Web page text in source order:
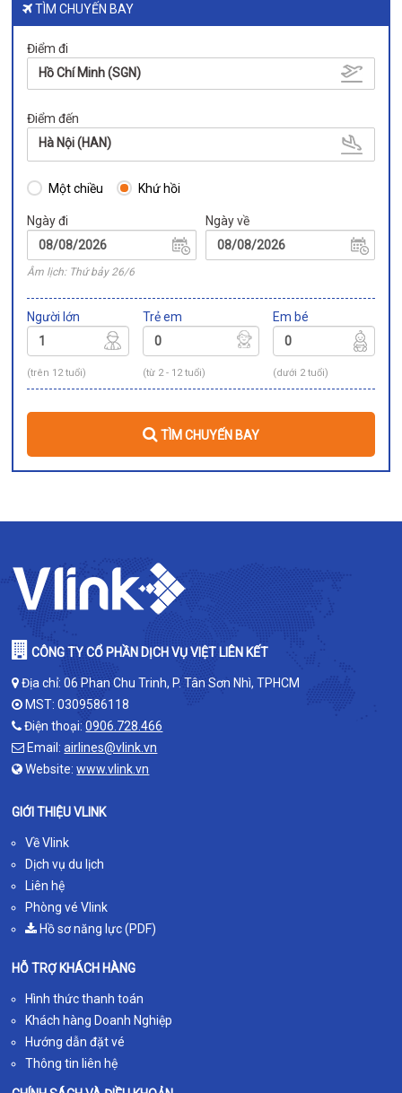
TÌM CHUYẾN BAY
Điểm đi
Hồ Chí Minh (SGN)
Điểm đến
Hà Nội (HAN)
Một chiều Khứ hồi
Ngày đi
Âm lịch: Thứ bảy 26/6
Ngày về
Người lớn
(trên 12 tuổi)
Trẻ em
(từ 2 - 12 tuổi)
Em bé
(dưới 2 tuổi)
TÌM CHUYẾN BAY
CÔNG TY CỔ PHẦN DỊCH VỤ VIỆT LIÊN KẾT
Địa chỉ: 06 Phan Chu Trinh, P. Tân Sơn Nhì, TPHCM
MST: 0309586118
Điện thoại:0906.728.466
Email:airlines@vlink.vn
Website:www.vlink.vn
GIỚI THIỆU VLINK
Về Vlink
Dịch vụ du lịch
Liên hệ
Phòng vé Vlink
Hồ sơ năng lực (PDF)
HỖ TRỢ KHÁCH HÀNG
Hình thức thanh toán
Khách hàng Doanh Nghiệp
Hướng dẫn đặt vé
Thông tin liên hệ